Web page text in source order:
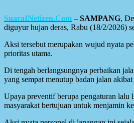
SuaraINetizen.Com – SAMPANG,
diguyur hujan deras, Rabu (18/2/2026)
Aksi tersebut merupakan wujud nyata
prioritas utama.
Di tengah berlangsungnya perbaikan
yang sempat menutup badan jalan
Upaya preventif berupa pengaturan lalu
masyarakat bertujuan untuk menjamin